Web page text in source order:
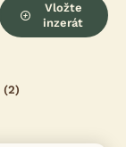
Vložte
inzerát
(2)